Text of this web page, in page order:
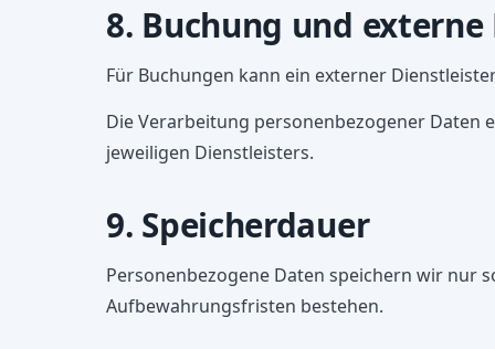
8. Buchung und externe
Für Buchungen kann ein externer
Die Verarbeitung personenbezogener Daten
jeweiligen Dienstleisters.
9. Speicherdauer
Personenbezogene Daten speichern wir nur
Aufbewahrungsfristen bestehen.